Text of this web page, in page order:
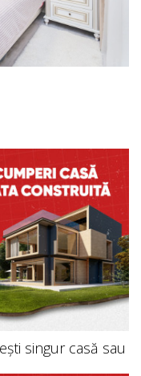
singur casă sau